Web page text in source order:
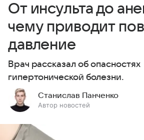
От инсульта до
чему приводит
давление
Врач рассказал об опасностях
гипертонической болезни.
Станислав Панченко
Автор новостей